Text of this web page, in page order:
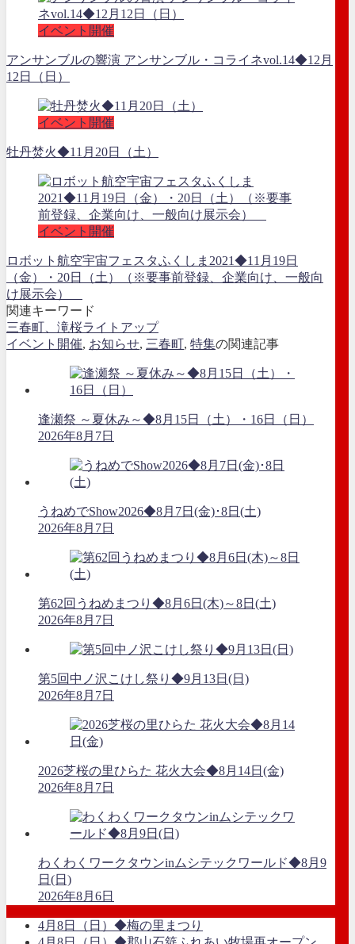
イベント開催
アンサンブルの響演 アンサンブル・コライネvol.14◆12月
12日（日）
イベント開催
牡丹焚火◆11月20日（土）
イベント開催
ロボット航空宇宙フェスタふくしま2021◆11月19日
（金）・20日（土）（※要事前登録、企業向け、一般向
け展示会）
関連キーワード
三春町、滝桜ライトアップ
イベント開催, お知らせ, 三春町, 特集の関連記事
逢瀬祭 ～夏休み～◆8月15日（土）・16日（日）
2026年8月7日
うねめでShow2026◆8月7日(金)･8日(土)
2026年8月7日
第62回うねめまつり◆8月6日(木)～8日(土)
2026年8月7日
第5回中ノ沢こけし祭り◆9月13日(日)
2026年8月7日
2026芝桜の里ひらた 花火大会◆8月14日(金)
2026年8月7日
わくわくワークタウンinムシテックワールド◆8月9
日(日)
2026年8月6日
4月8日（日）◆梅の里まつり